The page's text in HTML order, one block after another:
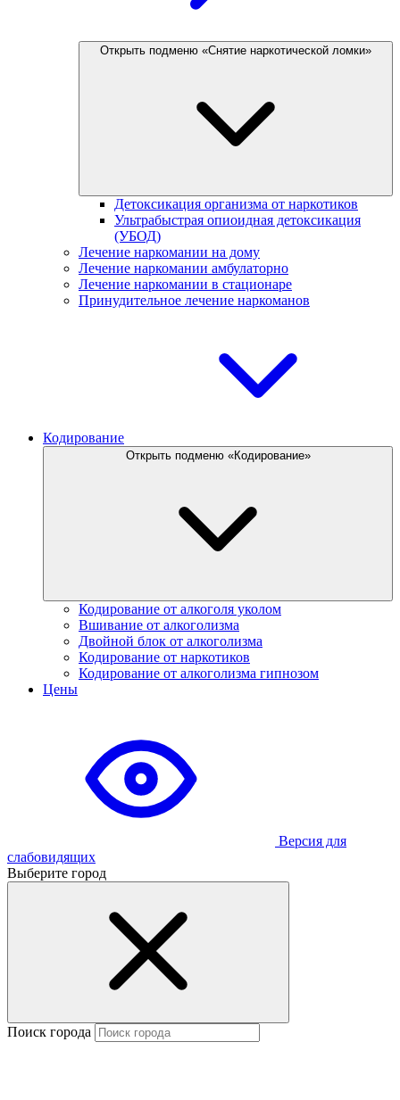
Открыть подменю «Снятие наркотической ломки»
Детоксикация организма от наркотиков
Ультрабыстрая опиоидная детоксикация
(УБОД)
Лечение наркомании на дому
Лечение наркомании амбулаторно
Лечение наркомании в стационаре
Принудительное лечение наркоманов
Кодирование
Открыть подменю «Кодирование»
Кодирование от алкоголя уколом
Вшивание от алкоголизма
Двойной блок от алкоголизма
Кодирование от наркотиков
Кодирование от алкоголизма гипнозом
Цены
Версия для
слабовидящих
Выберите город
Поиск города